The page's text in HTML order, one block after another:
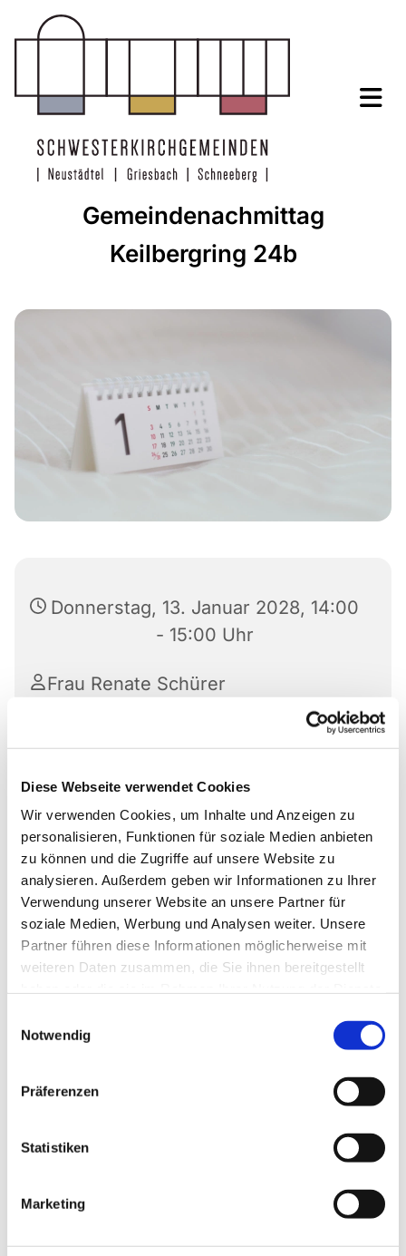
Diese Webseite verwendet Cookies
Wir verwenden Cookies, um Inhalte und Anzeigen zu
personalisieren, Funktionen für soziale Medien anbieten
zu können und die Zugriffe auf unsere Website zu
analysieren. Außerdem geben wir Informationen zu Ihrer
Verwendung unserer Website an unsere Partner für
soziale Medien, Werbung und Analysen weiter. Unsere
Partner führen diese Informationen möglicherweise mit
weiteren Daten zusammen, die Sie ihnen bereitgestellt
Notwendig
Präferenzen
Statistiken
Marketing
Gemeindenachmittag
Keilbergring 24b
Donnerstag, 13. Januar 2028, 14:00
- 15:00 Uhr
Frau Renate Schürer
Dies könnte Sie auch
interessieren